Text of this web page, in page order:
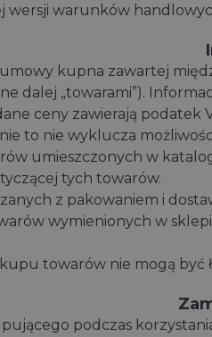
wersji warunków
kupna zawartej
dalej „towarami”).
ceny zawierają podatek
to nie wyklucza
umieszczonych w
tych towarów.
z pakowaniem i
wymienionych w
towarów nie mogą być
podczas